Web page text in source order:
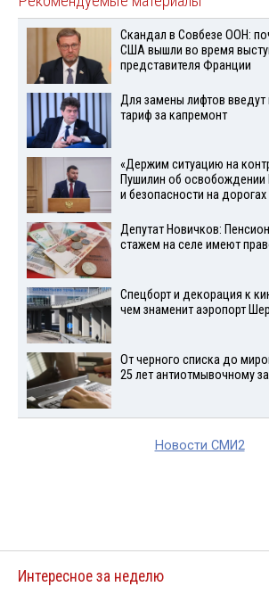
Скандал в Совбезе ООН:
США вышли во время
представителя Франции
Для замены лифтов
тариф за капремонт
«Держим ситуацию на
Пушилин об освобождении
и безопасности на
Депутат Новичков:
стажем на селе имеют
Спецборт и декорация к
чем знаменит аэропорт
От черного списка до
25 лет антиотмывочному
Новости СМИ2
Интересное за неделю